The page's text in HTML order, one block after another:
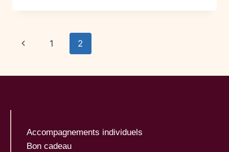
1 2
Accompagnements individuels
Bon cadeau